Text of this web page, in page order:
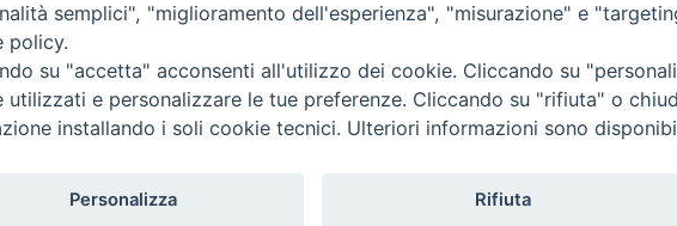
via Amedeo Rossi,
semplici", "miglioramento dell'esperienza", "misurazione" e
policy.
su "accetta" acconsenti all'utilizzo dei cookie. Cliccando su
utilizzati e personalizzare le tue preferenze. Cliccando su "rifiuta" o
installando i soli cookie tecnici. Ulteriori informazioni sono
Personalizza Rifiuta